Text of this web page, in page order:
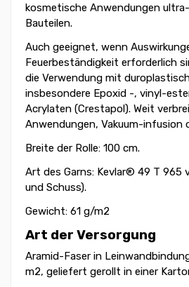
kosmetische Anwendungen
Bauteilen.
Auch geeignet, wenn
Feuerbeständigkeit erforderlich
die Verwendung mit
insbesondere Epoxid -, vinyl-
Acrylaten (Crestapol). Weit
Anwendungen, Vakuum-infusion
Breite der Rolle: 100 cm.
Art des Garns: Kevlar® 49 T 965
und Schuss).
Gewicht: 61 g/m2
Art der Versorgung
Aramid-Faser in
m2, geliefert gerollt in einer